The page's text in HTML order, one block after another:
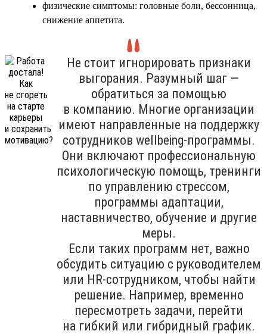
физические симптомы: головные боли, бессонница,
снижение аппетита.
Не стоит игнорировать признаки
выгорания. Разумный шаг —
обратиться за помощью
в компанию. Многие организации
имеют направленные на поддержку
сотрудников wellbeing-программы.
Они включают профессиональную
психологическую помощь, тренинги
по управлению стрессом,
программы адаптации,
наставничество, обучение и другие
меры.
Если таких программ нет, важно
обсудить ситуацию с руководителем
или HR-сотрудником, чтобы найти
решение. Например, временно
пересмотреть задачи, перейти
на гибкий или гибридный график.